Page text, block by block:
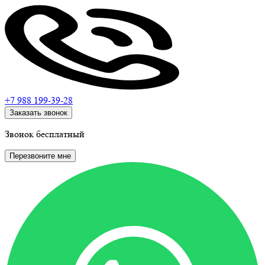
+7 988 199-39-28
Заказать звонок
Звонок бесплатный
Перезвоните мне